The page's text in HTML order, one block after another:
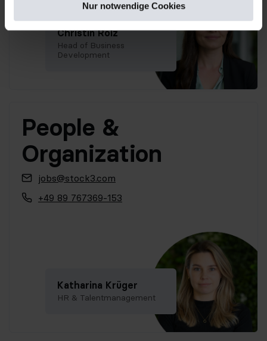
Nur notwendige Cookies
Christin Rölz
Head of Business
Development
People &
Organization
jobs@stock3.com
+49 89 767369-153
Katharina Krüger
HR & Talentmanagement